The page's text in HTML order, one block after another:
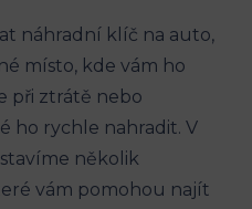
náhradní klíč na auto,
místo, kde vám ‍ho
při⁤ ztrátě nebo
ho rychle⁣ nahradit. V
několik​
vám pomohou najít